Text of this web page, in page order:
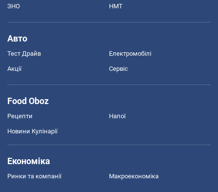
ЗНО НМТ
Авто
Тест Драйв Електромобілі
Акції Сервіс
Food Oboz
Рецепти Напої
Новини Кулінарії
Економіка
Ринки та компанії Макроекономіка